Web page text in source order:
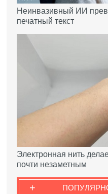
Неинвазивный ИИ
печатный текст
Электронная нить
почти незаметным
+